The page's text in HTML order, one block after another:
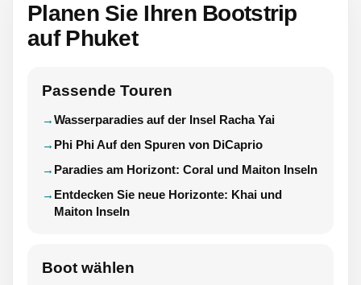
Planen Sie Ihren Bootstrip
auf Phuket
Passende Touren
Wasserparadies auf der Insel Racha Yai
Phi Phi Auf den Spuren von DiCaprio
Paradies am Horizont: Coral und Maiton Inseln
Entdecken Sie neue Horizonte: Khai und
Maiton Inseln
Boot wählen